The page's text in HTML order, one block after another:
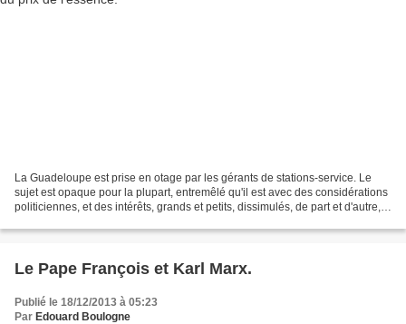
La Guadeloupe est prise en otage par les gérants de stations-service. Le
sujet est opaque pour la plupart, entremêlé qu'il est avec des considérations
politiciennes, et des intérêts, grands et petits, dissimulés, de part et d'autre,
Le Pape François et Karl Marx.
Publié le 18/12/2013 à 05:23
Par Edouard Boulogne